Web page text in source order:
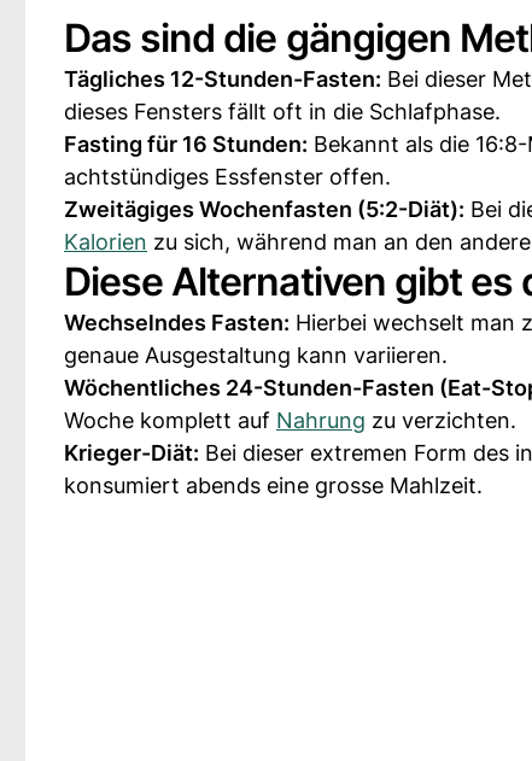
Das sind die gängigen
Tägliches 12-Stunden-Fasten: Bei dieser
dieses Fensters fällt oft in die Schlafphase.
Fasting für 16 Stunden: Bekannt als die
achtstündiges Essfenster offen.
Zweitägiges Wochenfasten (5:2-Diät): Bei
Kalorien zu sich, während man an den
Diese Alternativen gibt es
Wechselndes Fasten: Hierbei wechselt man
genaue Ausgestaltung kann variieren.
Wöchentliches 24-Stunden-Fasten (Eat-
Woche komplett auf Nahrung zu verzichten.
Krieger-Diät: Bei dieser extremen Form des
konsumiert abends eine grosse Mahlzeit.